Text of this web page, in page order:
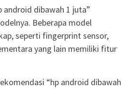
android dibawah 1 juta”
Beberapa model
seperti fingerprint sensor,
yang lain memiliki fitur
“hp android dibawah